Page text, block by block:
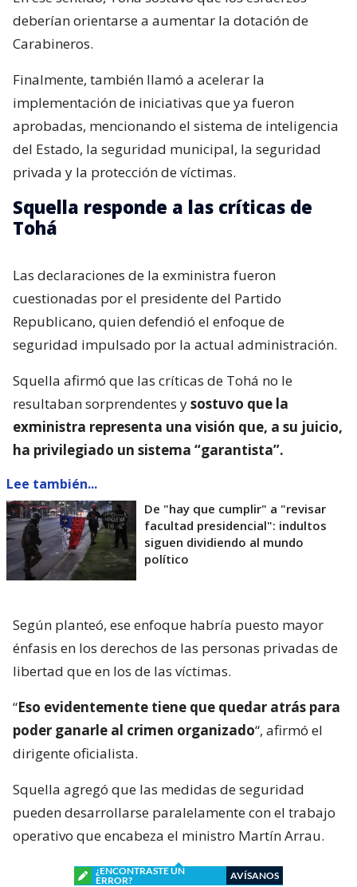
deberían orientarse a aumentar la dotación de
Carabineros.
Finalmente, también llamó a acelerar la
implementación de iniciativas que ya fueron
aprobadas, mencionando el sistema de inteligencia
del Estado, la seguridad municipal, la seguridad
privada y la protección de víctimas.
Squella responde a las críticas de
Tohá
Las declaraciones de la exministra fueron
cuestionadas por el presidente del Partido
Republicano, quien defendió el enfoque de
seguridad impulsado por la actual administración.
Squella afirmó que las críticas de Tohá no le
resultaban sorprendentes ysostuvo que la
exministra representa una visión que, a su juicio,
ha privilegiado un sistema “garantista”.
Lee también...
De "hay que cumplir" a "revisar
facultad presidencial": indultos
siguen dividiendo al mundo
político
Según planteó, ese enfoque habría puesto mayor
énfasis en los derechos de las personas privadas de
libertad que en los de las víctimas.
“Eso evidentemente tiene que quedar atrás para
poder ganarle al crimen organizado“, afirmó el
dirigente oficialista.
Squella agregó que las medidas de seguridad
pueden desarrollarse paralelamente con el trabajo
operativo que encabeza el ministro Martín Arrau.
¿ENCONTRASTE UN
ERROR?
AVÍSANOS